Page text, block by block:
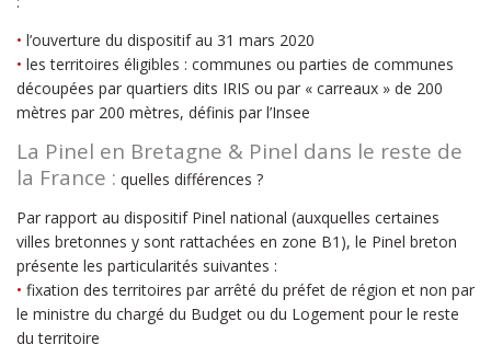
• l’ouverture du dispositif au 31 mars 2020
• les territoires éligibles : communes ou parties de communes
découpées par quartiers dits IRIS ou par « carreaux » de 200
mètres par 200 mètres, définis par l’Insee
La Pinel en Bretagne & Pinel dans le reste de
la France : quelles différences ?
Par rapport au dispositif Pinel national (auxquelles certaines
villes bretonnes y sont rattachées en zone B1), le Pinel breton
présente les particularités suivantes :
• fixation des territoires par arrêté du préfet de région et non par
le ministre du chargé du Budget ou du Logement pour le reste
du territoire